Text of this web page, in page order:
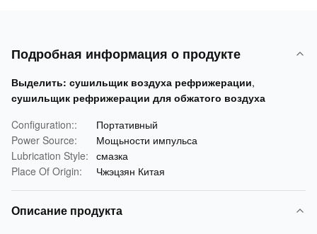
Подробная информация о продукте
Выделить: сушильщик воздуха рефрижерации,
сушильщик рефрижерации для обжатого воздуха
Configuration::
Портативный
Power Source:
Мощьности импульса
Lubrication Style: смазка
Place Of Origin:
Чжэцзян Китая
Описание продукта